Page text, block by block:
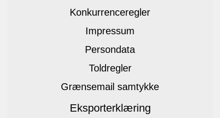
Konkurrenceregler
Impressum
Persondata
Toldregler
Grænsemail samtykke
Eksporterklæring